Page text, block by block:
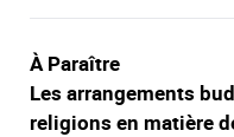
À Paraître
Les arrangements
religions en matière